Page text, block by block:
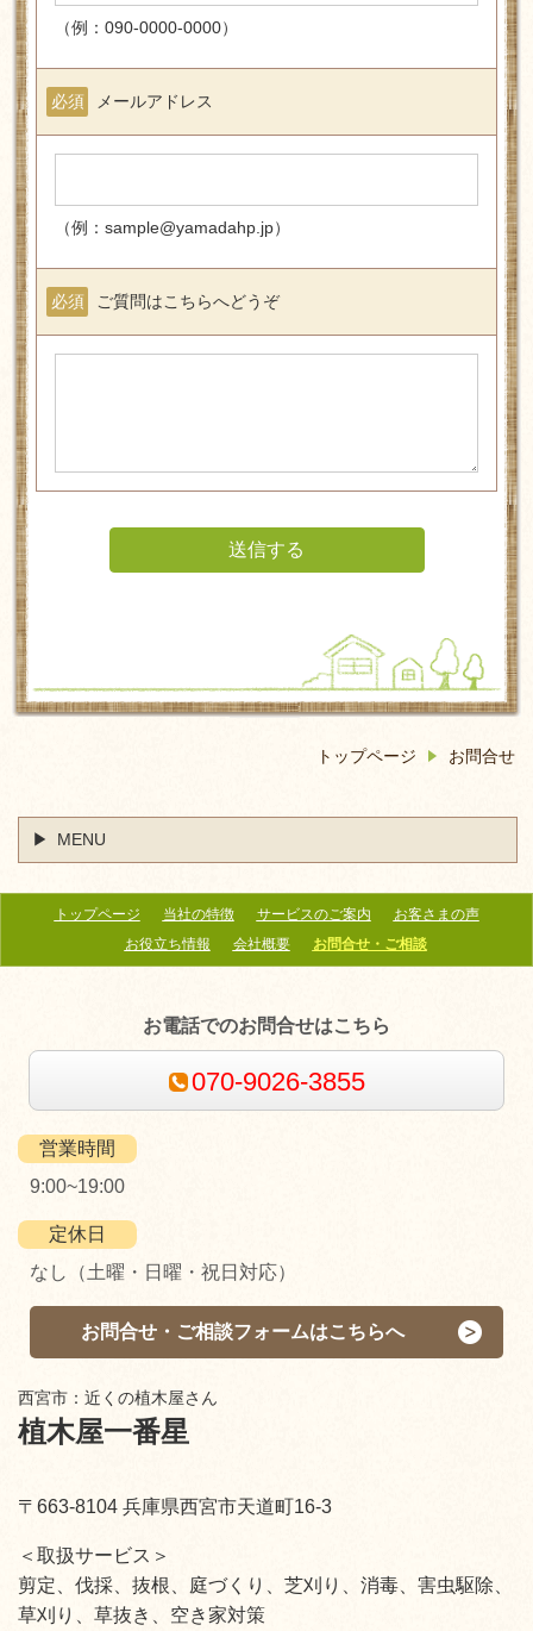
（例：090-0000-0000）
メールアドレス
必須
（例：sample@yamadahp.jp）
ご質問はこちらへどうぞ
必須
トップページ お問合せ
MENU
トップページ 当社の特徴 サービスのご案内
お客さまの声
お役立ち情報
会社概要 お問合せ・ご相談
お電話でのお問合せはこちら
070-9026-3855
営業時間
9:00~19:00
定休日
なし（土曜・日曜・祝日対応）
お問合せ・ご相談フォームはこちらへ
西宮市：近くの植木屋さん
植木屋一番星
〒663-8104 兵庫県西宮市天道町16-3
＜取扱サービス＞
剪定、伐採、抜根、庭づくり、芝刈り、消毒、害虫駆除、
草刈り、草抜き、空き家対策